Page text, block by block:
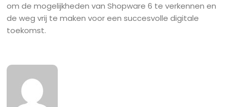
om de mogelijkheden van Shopware 6 te verkennen en
de weg vrij te maken voor een succesvolle digitale
toekomst.